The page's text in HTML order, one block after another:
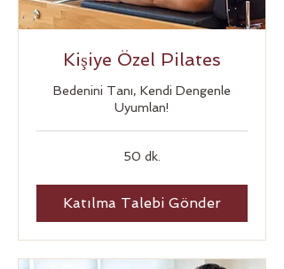
Kişiye Özel Pilates
Bedenini Tanı, Kendi Dengenle
Uyumlan!
50 dk.
Katılma Talebi Gönder